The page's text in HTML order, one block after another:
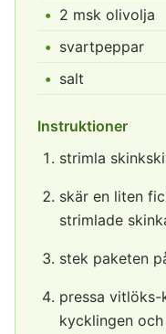
2 msk olivolja
svartpeppar
salt
Instruktioner
strimla
skär en liten
strimlade
stek paketen
pressa
kycklingen